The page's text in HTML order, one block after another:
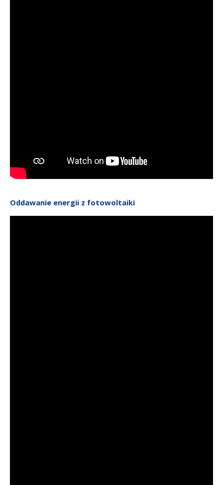
Oddawanie energii z fotowoltaiki